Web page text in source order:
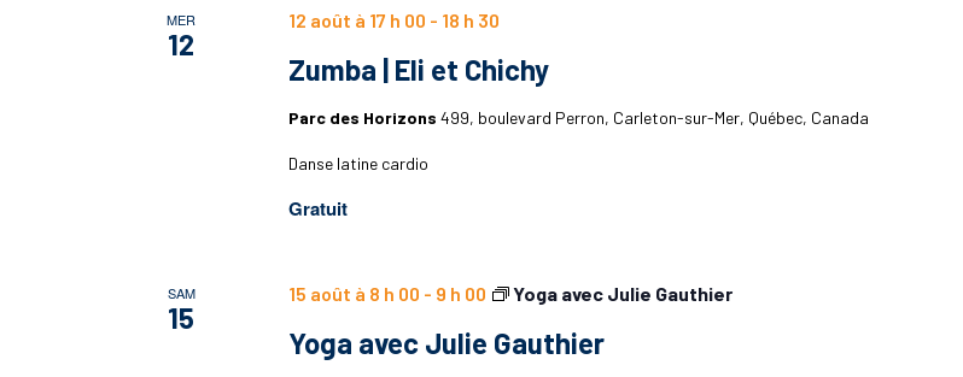
MER
12
Zumba | Eli et Chichy
12 août à 17 h 00 - 18 h 30
Parc des Horizons499, boulevard Perron, Carleton-sur-Mer, Québec, Canada
Danse latine cardio
Gratuit
SAM
15
Yoga avec Julie Gauthier
15 août à 8 h 00 - 9 h 00 Yoga avec Julie Gauthier